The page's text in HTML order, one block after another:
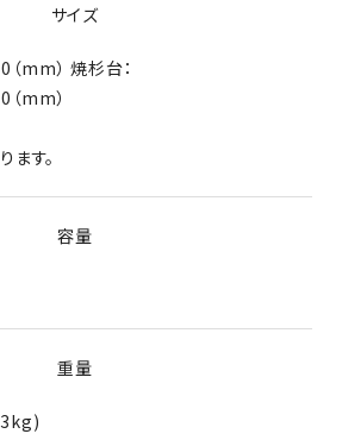
サイズ
） 焼杉台：
mm）
す。
容量
重量